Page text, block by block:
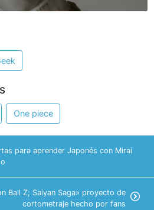
One piece
para aprender Japonés con Mirai
Ball Z; Saiyan Saga» proyecto de
cortometraje hecho por fans